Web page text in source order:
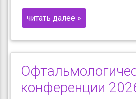
читать далее »
конференции